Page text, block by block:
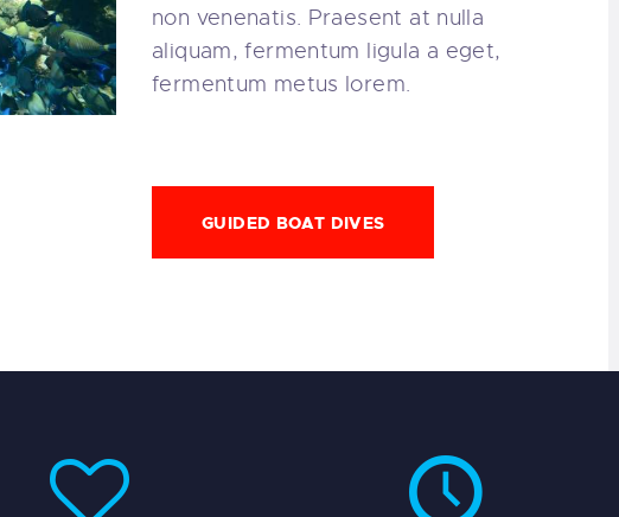
non venenatis. Praesent at nulla
aliquam, fermentum ligula a eget,
fermentum metus lorem.
GUIDED BOAT DIVES